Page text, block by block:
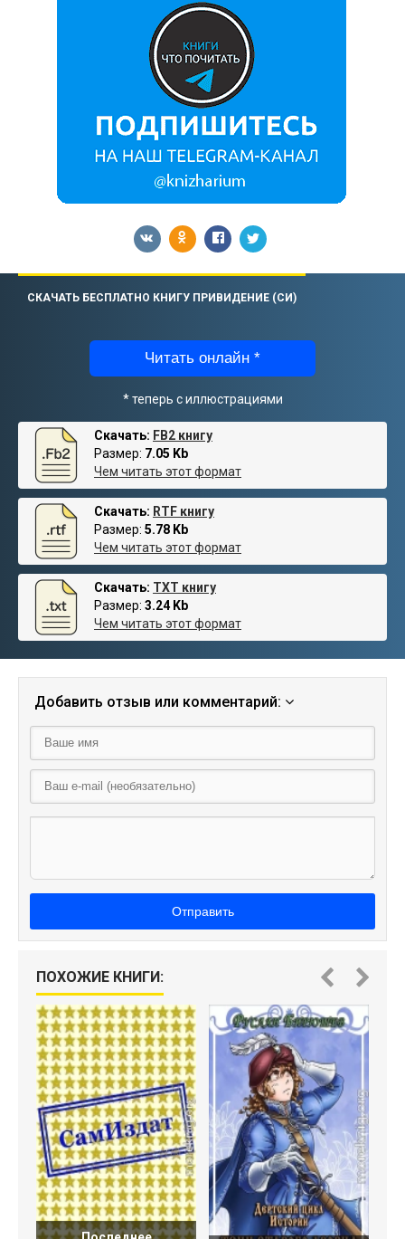
СКАЧАТЬ БЕСПЛАТНО КНИГУ ПРИВИДЕНИЕ (СИ)
Читать онлайн *
* теперь с иллюстрациями
Скачать: FB2 книгу
Размер: 7.05 Kb
Чем читать этот формат
Скачать: RTF книгу
Размер: 5.78 Kb
Чем читать этот формат
Скачать: TXT книгу
Размер: 3.24 Kb
Чем читать этот формат
Добавить отзыв или комментарий:
Отправить
ПОХОЖИЕ КНИГИ: